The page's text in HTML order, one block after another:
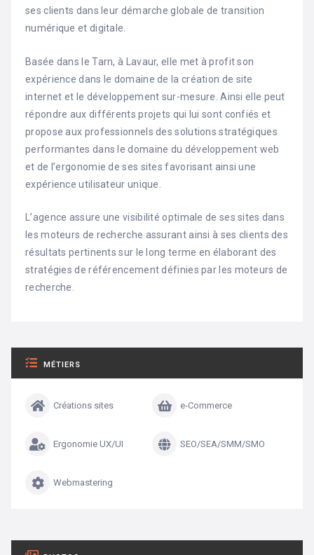
ses clients dans leur démarche globale de transition
numérique et digitale.
Basée dans le Tarn, à Lavaur, elle met à profit son
expérience dans le domaine de la création de site
internet et le développement sur-mesure. Ainsi elle peut
répondre aux différents projets qui lui sont confiés et
propose aux professionnels des solutions stratégiques
performantes dans le domaine du développement web
et de l’ergonomie de ses sites favorisant ainsi une
expérience utilisateur unique.
L’agence assure une visibilité optimale de ses sites dans
les moteurs de recherche assurant ainsi à ses clients des
résultats pertinents sur le long terme en élaborant des
stratégies de référencement définies par les moteurs de
recherche.
MÉTIERS
Créations sites e-Commerce
Ergonomie UX/UI SEO/SEA/SMM/SMO
Webmastering